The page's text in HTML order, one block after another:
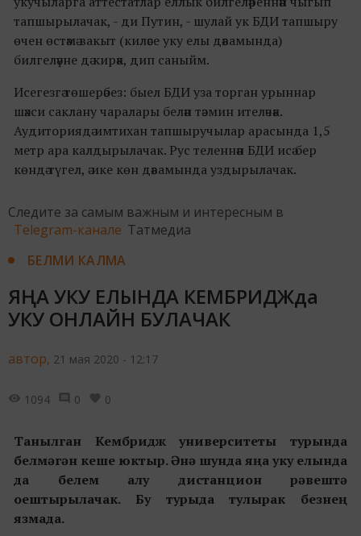
тапшырылачак, - ди Путин, - шулай ук БДИ тапшыру
өчен өстәмә вакыт (киләсе уку елы дәвамында)
билгеләүне дә кирәк, дип саныйм.
Исегезгә төшерәбез: быел БДИ уза торган урыннар
шәхси саклану чаралары белән тәэмин ителәчәк.
Аудиториядә имтихан тапшыручылар арасында 1,5
метр ара калдырылачак. Рус теленнән БДИ исә бер
көндә түгел, ә ике көн дәвамында уздырылачак.
Следите за самым важным и интересным в
Telegram-канале Татмедиа
БЕЛМИ КАЛМА
ЯҢА УКУ ЕЛЫНДА КЕМБРИДЖда
УКУ ОНЛАЙН БУЛАЧАК
автор, 21 мая 2020 - 12:17
1094 0 0
Танылган Кембриджуниверситеты турында
белмәгән кеше юктыр. Әнә шунда яңа уку елында
да белем алу дистанцион рәвештә
оештырылачак. Бу турыда тулырак безнең
язмада.